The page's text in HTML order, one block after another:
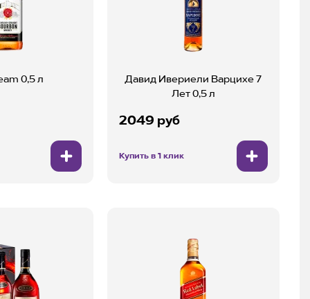
0,5 л
Давид Ивериели Варцихе 7
Лет 0,5 л
2049 руб
Купить в 1 клик